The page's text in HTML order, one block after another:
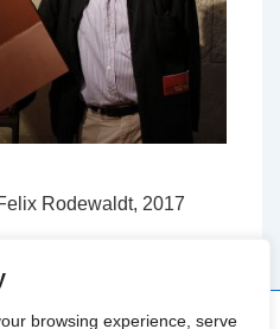
browsing experience, serve
Rodewaldt, 2017